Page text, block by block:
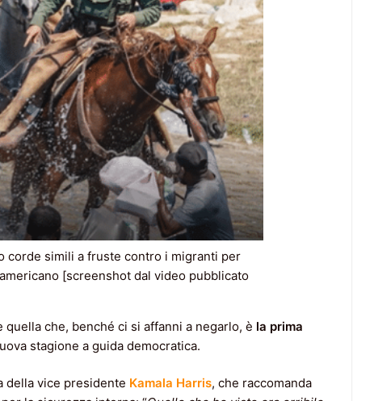
corde simili a fruste contro i migranti per
[screenshot dal video pubblicato
che, benché ci si affanni a negarlo, è la prima
stagione a guida democratica.
della vice presidente Kamala Harris, che raccomanda